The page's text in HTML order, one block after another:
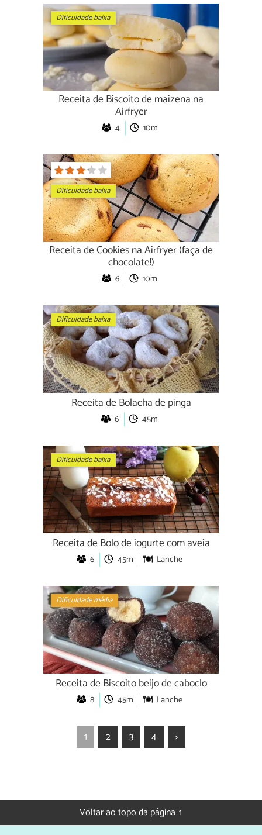
Dificuldade baixa
Receita de Biscoito de maizena na
Airfryer
4 10m
Dificuldade baixa
Receita de Cookies na Airfryer (faça de
chocolate!)
6 10m
Dificuldade baixa
Receita de Bolacha de pinga
6 45m
Dificuldade baixa
Receita de Bolo de iogurte com aveia
6 45m Lanche
Dificuldade média
Receita de Biscoito beijo de caboclo
8 45m Lanche
1 2 3 4 >
Voltar ao topo da página ↑